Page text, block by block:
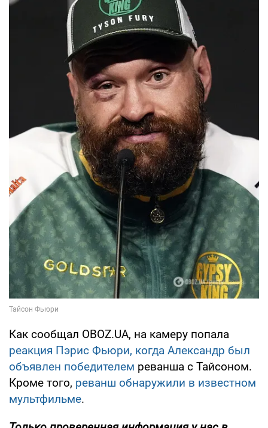
Как сообщал OBOZ.UA, на камеру попала
реакция Пэрис Фьюри, когда Александр был
объявлен победителем реванша с Тайсоном.
Кроме того, реванш обнаружили в известном
мультфильме.